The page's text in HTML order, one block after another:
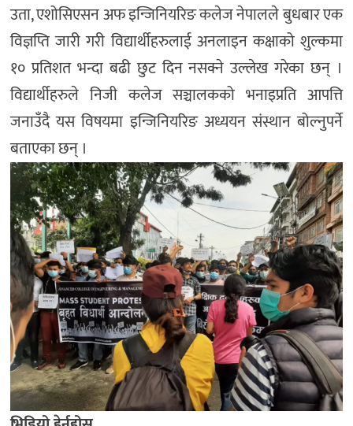
उता, एशोसिएसन अफ इन्जिनियरिङ कलेज नेपालले बुधबार एक
विज्ञप्ति जारी गरी विद्यार्थीहरुलाई अनलाइन कक्षाको शुल्कमा
१० प्रतिशत भन्दा बढी छुट दिन नसक्ने उल्लेख गरेका छन् ।
विद्यार्थीहरुले निजी कलेज सञ्चालकको भनाइप्रति आपत्ति
जनाउँदै यस विषयमा इन्जिनियरिङ अध्ययन संस्थान बोल्नुपर्ने
बताएका छन् ।